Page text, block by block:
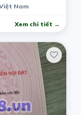
Nam
Xem chi tiết →